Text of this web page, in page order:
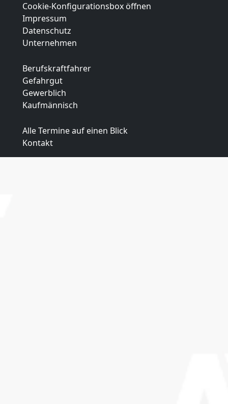
Cookie-Konfigurationsbox öffnen
Impressum
Datenschutz
Unternehmen
Berufskraftfahrer
Gefahrgut
Gewerblich
Kaufmännisch
Alle Termine auf einen Blick
Kontakt